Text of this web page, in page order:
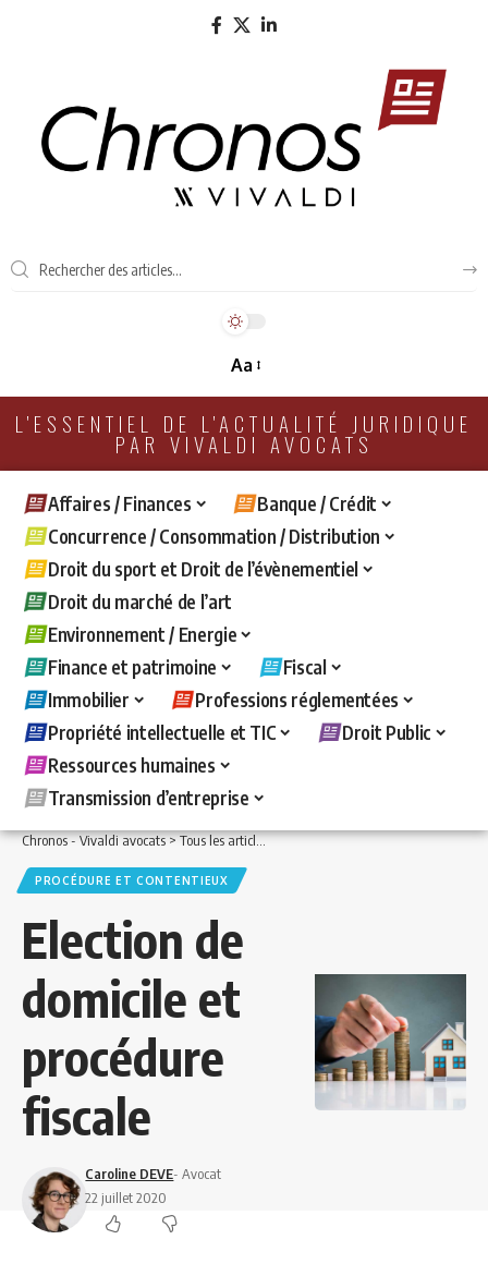
Aa
L'ESSENTIEL DE L'ACTUALITÉ JURIDIQUE
PAR VIVALDI AVOCATS
Affaires / Finances
Banque / Crédit
Concurrence / Consommation / Distribution
Droit du sport et Droit de l’évènementiel
Droit du marché de l’art
Environnement / Energie
Finance et patrimoine
Fiscal
Immobilier
Professions réglementées
Propriété intellectuelle et TIC
Droit Public
Ressources humaines
Transmission d’entreprise
Chronos - Vivaldi avocats>Tous les articles >Fiscal>Procédure et contentieux>
PROCÉDURE ET CONTENTIEUX
Election de
domicile et
procédure
fiscale
Caroline DEVE- Avocat
22 juillet 2020